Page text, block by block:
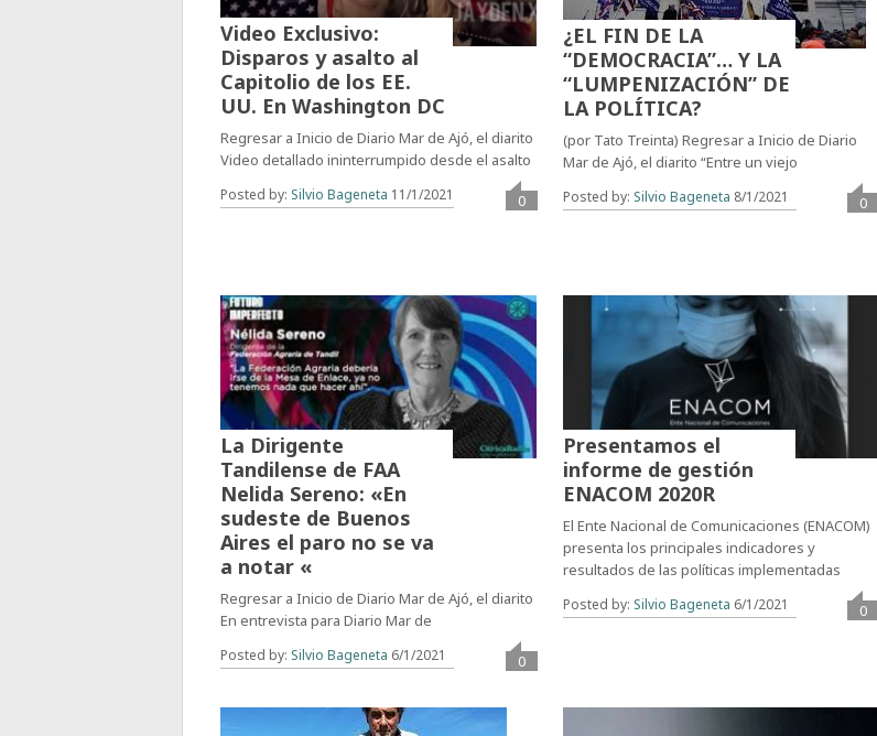
Video Exclusivo:
Disparos y asalto al
Capitolio de los EE.
UU. En Washington DC
Regresar a Inicio de Diario Mar de Ajó, el diarito
Video detallado ininterrumpido desde el asalto
Posted by: Silvio Bageneta 11/1/2021 0
¿EL FIN DE LA
“DEMOCRACIA”… Y LA
“LUMPENIZACIÓN” DE
LA POLÍTICA?
(por Tato Treinta) Regresar a Inicio de Diario
Mar de Ajó, el diarito “Entre un viejo
Posted by: Silvio Bageneta 8/1/2021 0
La Dirigente
Tandilense de FAA
Nelida Sereno: «En
sudeste de Buenos
Aires el paro no se va
a notar «
Regresar a Inicio de Diario Mar de Ajó, el diarito
En entrevista para Diario Mar de
Posted by: Silvio Bageneta 6/1/2021 0
Presentamos el
informe de gestión
ENACOM 2020R
El Ente Nacional de Comunicaciones (ENACOM)
presenta los principales indicadores y
resultados de las políticas implementadas
Posted by: Silvio Bageneta 6/1/2021 0